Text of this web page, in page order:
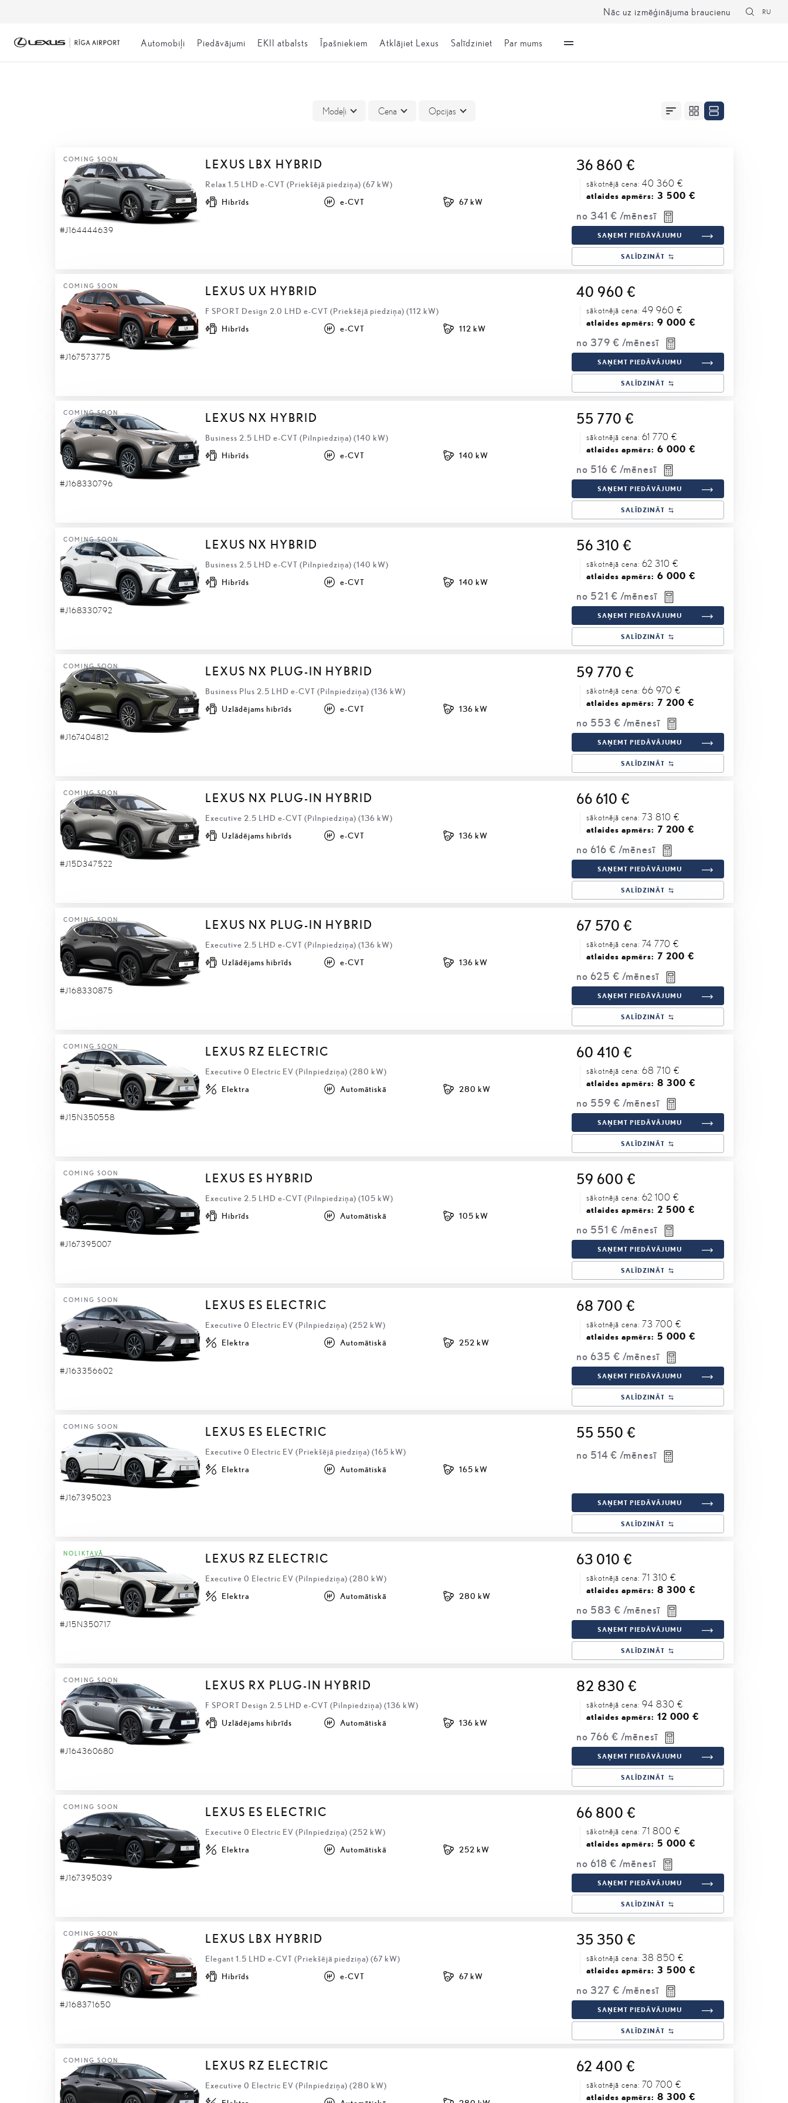
Automobiļi Piedāvājumi EKII atbalsts Īpašniekiem Atklājiet Lexus Salīdziniet Par mums
Nāc uz izmēģinājuma braucienu RU
Modeļi Cena Opcijas
COMING SOON
#J164444639
LEXUS LBX HYBRID
Relax 1.5 LHD e-CVT (Priekšējā piedziņa) (67 kW)
36 860 €
sākotnējā cena: 40 360 €
atlaides apmērs: 3 500 €
no 341 € /mēnesī
Hibrīds e-CVT 67 kW
SAŅEMT PIEDĀVĀJUMU
SALĪDZINĀT
COMING SOON
#J167573775
LEXUS UX HYBRID
F SPORT Design 2.0 LHD e-CVT (Priekšējā piedziņa) (112 kW)
40 960 €
sākotnējā cena: 49 960 €
atlaides apmērs: 9 000 €
no 379 € /mēnesī
Hibrīds e-CVT 112 kW
SAŅEMT PIEDĀVĀJUMU
SALĪDZINĀT
COMING SOON
#J168330796
LEXUS NX HYBRID
Business 2.5 LHD e-CVT (Pilnpiedziņa) (140 kW)
55 770 €
sākotnējā cena: 61 770 €
atlaides apmērs: 6 000 €
no 516 € /mēnesī
Hibrīds e-CVT 140 kW
SAŅEMT PIEDĀVĀJUMU
SALĪDZINĀT
COMING SOON
#J168330792
LEXUS NX HYBRID
Business 2.5 LHD e-CVT (Pilnpiedziņa) (140 kW)
56 310 €
sākotnējā cena: 62 310 €
atlaides apmērs: 6 000 €
no 521 € /mēnesī
Hibrīds e-CVT 140 kW
SAŅEMT PIEDĀVĀJUMU
SALĪDZINĀT
COMING SOON
#J167404812
LEXUS NX PLUG-IN HYBRID
Business Plus 2.5 LHD e-CVT (Pilnpiedziņa) (136 kW)
59 770 €
sākotnējā cena: 66 970 €
atlaides apmērs: 7 200 €
no 553 € /mēnesī
Uzlādējams hibrīds e-CVT 136 kW
SAŅEMT PIEDĀVĀJUMU
SALĪDZINĀT
COMING SOON
#J15D347522
LEXUS NX PLUG-IN HYBRID
Executive 2.5 LHD e-CVT (Pilnpiedziņa) (136 kW)
66 610 €
sākotnējā cena: 73 810 €
atlaides apmērs: 7 200 €
no 616 € /mēnesī
Uzlādējams hibrīds e-CVT 136 kW
SAŅEMT PIEDĀVĀJUMU
SALĪDZINĀT
COMING SOON
#J168330875
LEXUS NX PLUG-IN HYBRID
Executive 2.5 LHD e-CVT (Pilnpiedziņa) (136 kW)
67 570 €
sākotnējā cena: 74 770 €
atlaides apmērs: 7 200 €
no 625 € /mēnesī
Uzlādējams hibrīds e-CVT 136 kW
SAŅEMT PIEDĀVĀJUMU
SALĪDZINĀT
COMING SOON
#J15N350558
LEXUS RZ ELECTRIC
Executive 0 Electric EV (Pilnpiedziņa) (280 kW)
60 410 €
sākotnējā cena: 68 710 €
atlaides apmērs: 8 300 €
no 559 € /mēnesī
Elektra Automātiskā 280 kW
SAŅEMT PIEDĀVĀJUMU
SALĪDZINĀT
COMING SOON
#J167395007
LEXUS ES HYBRID
Executive 2.5 LHD e-CVT (Pilnpiedziņa) (105 kW)
59 600 €
sākotnējā cena: 62 100 €
atlaides apmērs: 2 500 €
no 551 € /mēnesī
Hibrīds Automātiskā 105 kW
SAŅEMT PIEDĀVĀJUMU
SALĪDZINĀT
COMING SOON
#J163356602
LEXUS ES ELECTRIC
Executive 0 Electric EV (Pilnpiedziņa) (252 kW)
68 700 €
sākotnējā cena: 73 700 €
atlaides apmērs: 5 000 €
no 635 € /mēnesī
Elektra Automātiskā 252 kW
SAŅEMT PIEDĀVĀJUMU
SALĪDZINĀT
COMING SOON
#J167395023
LEXUS ES ELECTRIC
Executive 0 Electric EV (Priekšējā piedziņa) (165 kW)
55 550 €
no 514 € /mēnesī
Elektra Automātiskā 165 kW
SAŅEMT PIEDĀVĀJUMU
SALĪDZINĀT
NOLIKTAVĀ
#J15N350717
LEXUS RZ ELECTRIC
Executive 0 Electric EV (Pilnpiedziņa) (280 kW)
63 010 €
sākotnējā cena: 71 310 €
atlaides apmērs: 8 300 €
no 583 € /mēnesī
Elektra Automātiskā 280 kW
SAŅEMT PIEDĀVĀJUMU
SALĪDZINĀT
COMING SOON
#J164360680
LEXUS RX PLUG-IN HYBRID
F SPORT Design 2.5 LHD e-CVT (Pilnpiedziņa) (136 kW)
82 830 €
sākotnējā cena: 94 830 €
atlaides apmērs: 12 000 €
no 766 € /mēnesī
Uzlādējams hibrīds Automātiskā 136 kW
SAŅEMT PIEDĀVĀJUMU
SALĪDZINĀT
COMING SOON
#J167395039
LEXUS ES ELECTRIC
Executive 0 Electric EV (Pilnpiedziņa) (252 kW)
66 800 €
sākotnējā cena: 71 800 €
atlaides apmērs: 5 000 €
no 618 € /mēnesī
Elektra Automātiskā 252 kW
SAŅEMT PIEDĀVĀJUMU
SALĪDZINĀT
COMING SOON
#J168371650
LEXUS LBX HYBRID
Elegant 1.5 LHD e-CVT (Priekšējā piedziņa) (67 kW)
35 350 €
sākotnējā cena: 38 850 €
atlaides apmērs: 3 500 €
no 327 € /mēnesī
Hibrīds e-CVT 67 kW
SAŅEMT PIEDĀVĀJUMU
SALĪDZINĀT
COMING SOON LEXUS RZ ELECTRIC
Executive 0 Electric EV (Pilnpiedziņa) (280 kW)
62 400 €
sākotnējā cena: 70 700 €
atlaides apmērs: 8 300 €